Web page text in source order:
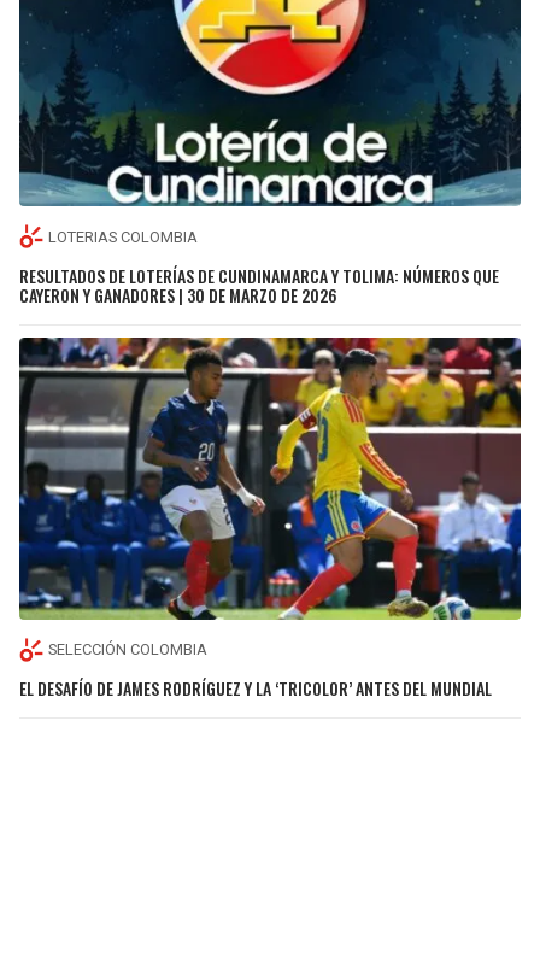
LOTERIAS COLOMBIA
RESULTADOS DE LOTERÍAS DE CUNDINAMARCA Y TOLIMA: NÚMEROS QUE
CAYERON Y GANADORES | 30 DE MARZO DE 2026
SELECCIÓN COLOMBIA
EL DESAFÍO DE JAMES RODRÍGUEZ Y LA ‘TRICOLOR’ ANTES DEL MUNDIAL